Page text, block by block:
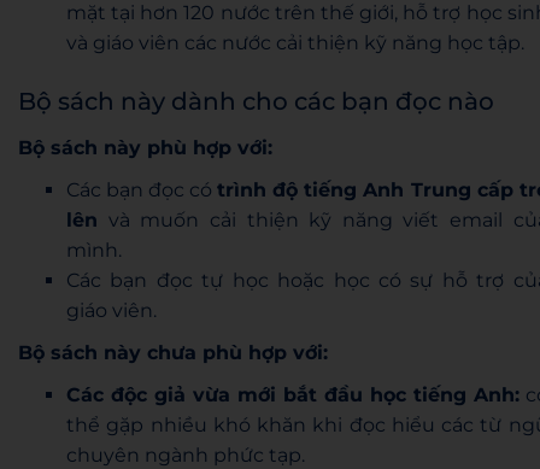
mặt tại hơn 120 nước trên thế giới, hỗ trợ học
và giáo viên các nước cải thiện kỹ năng học tập.
Bộ sách này dành cho các bạn đọc nào
Bộ sách này phù hợp với:
Các bạn đọc cótrình độ tiếng Anh Trung cấp
lên và muốn cải thiện kỹ năng viết email
mình.
Các bạn đọc tự học hoặc học có sự hỗ trợ
giáo viên.
Bộ sách này chưa phù hợp với:
Các độc giả vừa mới bắt đầu học tiếng Anh:
thể gặp nhiều khó khăn khi đọc hiểu các từ
chuyên ngành phức tạp.